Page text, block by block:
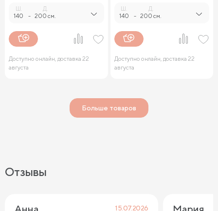
Ш.
140 -
Д.
200 см.
Доступно онлайн, доставка 22
августа
Ш.
140 -
Д.
200 см.
Доступно онлайн, доставка 22
августа
Больше товаров
Отзывы
Анна 15.07.2026 Мария